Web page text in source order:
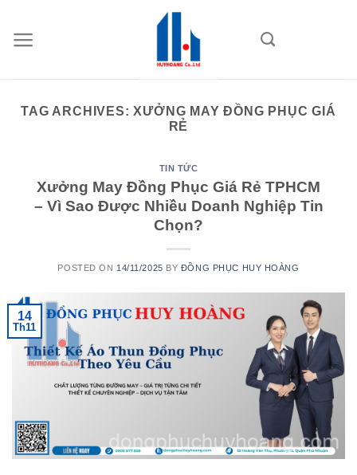
content
TAG ARCHIVES:XƯỞNG MAY ĐỒNG PHỤC GIÁ
RẺ
TIN TỨC
Xưởng May Đồng Phục Giá Rẻ TPHCM
– Vì Sao Được Nhiều Doanh Nghiệp Tin
Chọn?
POSTED ON 14/11/2025 BY ĐỒNG PHỤC HUY HOÀNG
14
Th11